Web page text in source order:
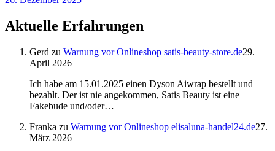
Aktuelle Erfahrungen
Gerd zu Warnung vor Onlineshop satis-beauty-store.de29.
April 2026
Ich habe am 15.01.2025 einen Dyson Aiwrap bestellt und
bezahlt. Der ist nie angekommen, Satis Beauty ist eine
Fakebude und/oder…
Franka zu Warnung vor Onlineshop elisaluna-handel24.de27.
März 2026